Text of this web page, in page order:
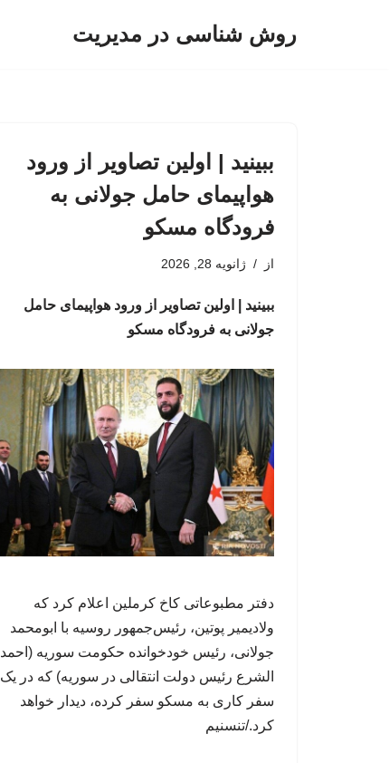
روش شناسی در مدیریت
ببینید | اولین تصاویر از ورود
هواپیمای حامل جولانی به
فرودگاه مسکو
از ژانویه 28, 2026
ببینید | اولین تصاویر از ورود هواپیمای حامل
جولانی به فرودگاه مسکو
دفتر مطبوعاتی کاخ کرملین اعلام کرد که
ولادیمیر پوتین، رئیس‌جمهور روسیه با ابومحمد
جولانی، رئیس خودخوانده حکومت سوریه (احمد
الشرع رئیس‌ دولت انتقالی در سوریه) که در یک
سفر کاری به مسکو سفر کرده، دیدار خواهد
کرد./تنسنیم